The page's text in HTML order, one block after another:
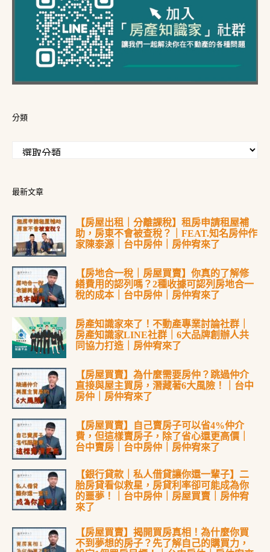
分類
最新文章
【房屋出租｜分離課稅】租房申請租屋補
助，房東不會被查稅？｜FEAT.知名房仲作
家陳泰源｜台中房仲｜房仲宥來了
【房地合一稅｜房屋買賣】你真的了解修
繕費用的認列嗎？2種收據可認列房地合一
稅的成本｜台中房仲｜房仲宥來了
房產知識家來了！不動產專業討論社群｜
房產知識家LINE社群｜6大品牌創辦人共
同協力打造｜房仲宥來了
【房屋買賣】為什麼需要房仲？跳過仲介
直接與屋主買房，潛藏著6大風險！｜台中
房仲｜房仲宥來了
【房屋買賣】自己賣房子可以省4%仲介
費，但這樣賣房子，除了省心還更高價｜
台中賣房｜台中房仲｜房仲宥來了
【銀行貸款｜私人借貸讓你還一輩子】二
胎房貸看似救星，房貸利率卻可能成為你
的噩夢！｜台中房仲｜房屋買賣｜房仲宥
來了
【房屋買賣】揭開買房真相！為什麼你買
不到夢想的房子？先了解自己的購買力，